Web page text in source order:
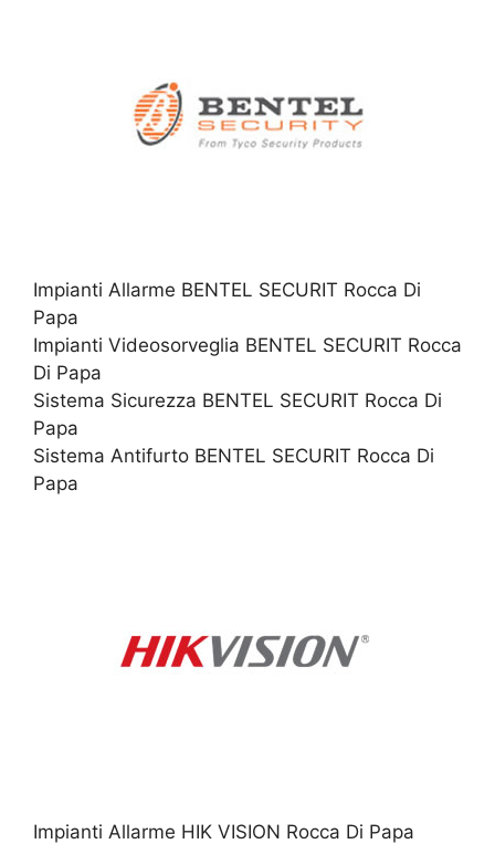
Impianti Allarme BENTEL SECURIT Rocca Di
Papa
Impianti Videosorveglia BENTEL SECURIT Rocca
Di Papa
Sistema Sicurezza BENTEL SECURIT Rocca Di
Papa
Sistema Antifurto BENTEL SECURIT Rocca Di
Papa
Impianti Allarme HIK VISION Rocca Di Papa